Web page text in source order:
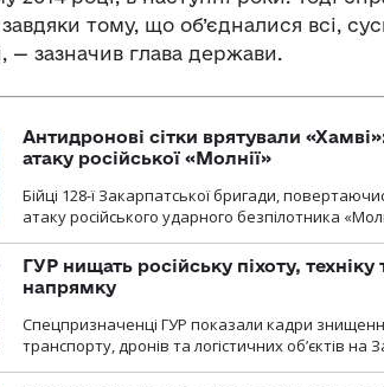
тому, що об’єдналися всі,
— зазначив глава держави.
Антидронові сітки врятували
атаку російської «Молнії»
Бійці 128-ї Закарпатської бригади,
атаку російського ударного безпілотника
ГУР нищать російську піхоту,
напрямку
Спецпризначенці ГУР показали кадри знищення
транспорту, дронів та логістичних об’єктів на